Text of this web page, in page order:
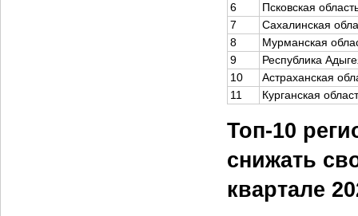
6
Псковская
7
Сахалинская
8
Мурманская
9
Республика
10
Астраханская
11
Курганская
Топ-10
снижать
квартале